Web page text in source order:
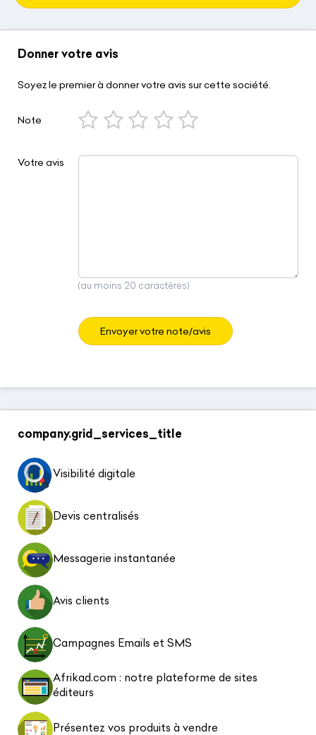
Donner votre avis
Soyez le premier à donner votre avis sur cette société.
Note
Votre avis
(au moins 20 caractères)
Envoyer votre note/avis
company.grid_services_title
Visibilité digitale
Devis centralisés
Messagerie instantanée
Avis clients
Campagnes Emails et SMS
Afrikad.com : notre plateforme de sites
éditeurs
Présentez vos produits à vendre